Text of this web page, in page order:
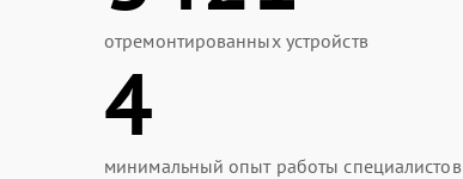
отремонтированных устройств
4
минимальный опыт работы специалистов